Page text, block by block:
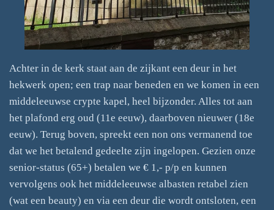
Achter in de kerk staat aan de zijkant een deur in het
hekwerk open; een trap naar beneden en we komen in een
middeleeuwse crypte kapel, heel bijzonder. Alles tot aan
het plafond erg oud (11e eeuw), daarboven nieuwer (18e
eeuw). Terug boven, spreekt een non ons vermanend toe
dat we het betalend gedeelte zijn ingelopen. Gezien onze
senior-status (65+) betalen we € 1,- p/p en kunnen
vervolgens ook het middeleeuwse albasten retabel zien
(wat een beauty) en via een deur die wordt ontsloten, een